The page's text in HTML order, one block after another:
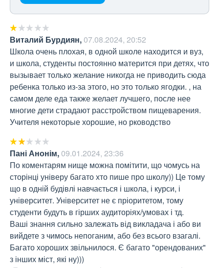
Виталий Бурдиян,07.08.2024, 20:52
Школа очень плохая, в одной школе находится и вуз,
и школа, студенты постоянно матерится при детях, что
вызывает только желание никогда не приводить сюда
ребенка только из-за этого, но это только ягодки. , на
самом деле еда также желает лучшего, после нее
многие дети страдают расстройством пищеварения.
Учителя некоторые хорошие, но рководство
Пані Анонім,09.01.2024, 23:36
По коментарям нище можна помітити, що чомусь на
сторінці універу багато хто пише про школу)) Це тому
що в одній будівлі навчається і школа, і курси, і
університет. Університет не є пріоритетом, тому
студенти будуть в гірших аудиторіях/умовах і тд.
Ваші знання сильно залежать від викладача і або ви
вийдете з чимось непоганим, або без всього взагалі.
Багато хороших звільнилося. Є багато "орендованих"
з інших міст, які ну)))